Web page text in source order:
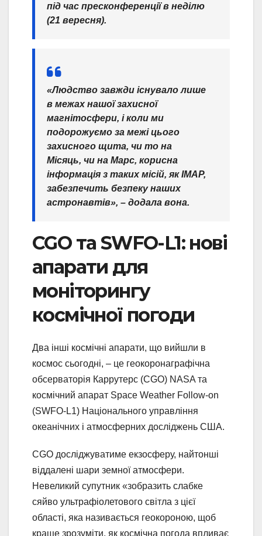
під час пресконференції в неділю
(21 вересня).
«Людство завжди існувало лише
в межах нашої захисної
магнітосфери, і коли ми
подорожуємо за межі цього
захисного щита, чи то на
Місяць, чи на Марс, корисна
інформація з таких місій, як IMAP,
забезпечить безпеку наших
астронавтів», – додала вона.
CGO та SWFO-L1: нові
апарати для
моніторингу
космічної погоди
Два інші космічні апарати, що вийшли в
космос сьогодні, – це геокоронаграфічна
обсерваторія Каррутерс (CGO) NASA та
космічний апарат Space Weather Follow-on
(SWFO-L1) Національного управління
океанічних і атмосферних досліджень США.
CGO досліджуватиме екзосферу, найтонші
віддалені шари земної атмосфери.
Невеликий супутник «зобразить слабке
сяйво ультрафіолетового світла з цієї
області, яка називається геокороною, щоб
краще зрозуміти, як космічна погода впливає